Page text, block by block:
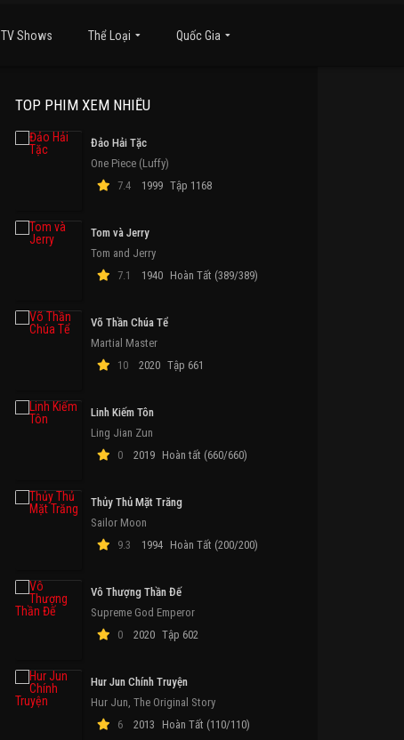
TV Shows Thể Loại Quốc Gia
TOP PHIM XEM NHIỀU
Đảo Hải Tặc
One Piece (Luffy)
7.4
1999 Tập 1168
Tom và Jerry
Tom and Jerry
7.1
1940 Hoàn Tất (389/389)
Võ Thần Chúa Tể
Martial Master
10
2020 Tập 661
Linh Kiếm Tôn
Ling Jian Zun
0
2019 Hoàn tất (660/660)
Thủy Thủ Mặt Trăng
Sailor Moon
9.3
1994 Hoàn Tất (200/200)
Vô Thượng Thần Đế
Supreme God Emperor
0
2020 Tập 602
Hur Jun Chính Truyện
Hur Jun, The Original Story
6
2013 Hoàn Tất (110/110)